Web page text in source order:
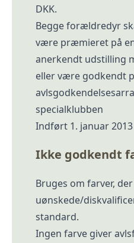
DKK.
Begge forældredyr
være præmieret på en
anerkendt udstilling
eller være godkendt
specialklubben
Indført 1. januar 2013
Ikke godkendt
Bruges om farver,
uønskede/
standard.
Ingen farve giver